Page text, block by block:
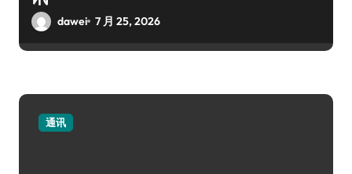
dawei 7 月 25, 2026
通讯